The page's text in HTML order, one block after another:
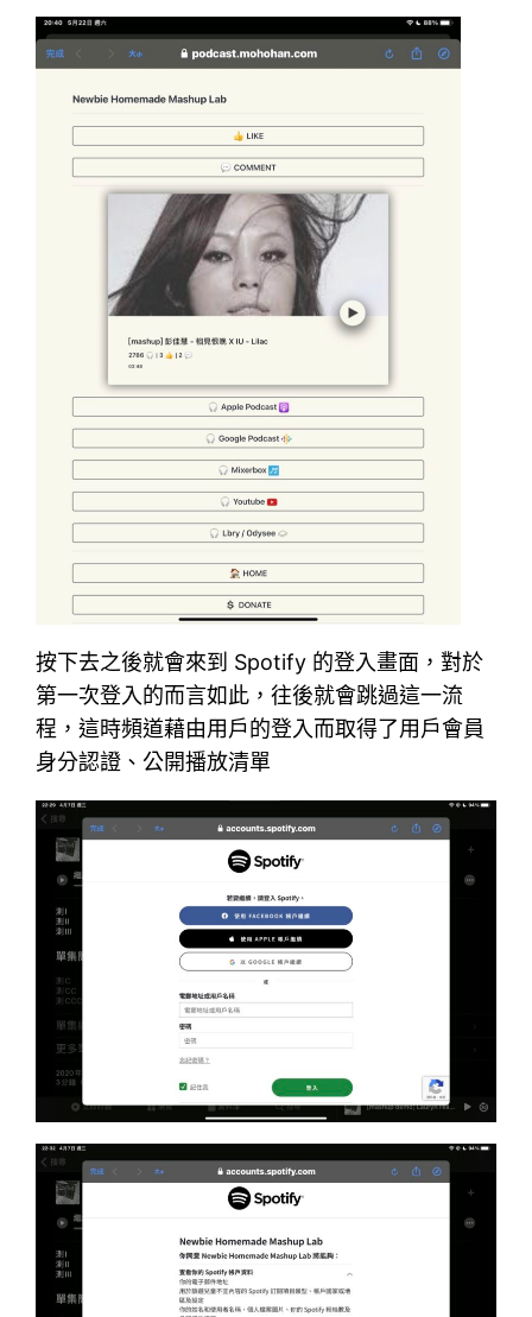
按下去之後就會來到 Spotify 的登入畫面，對於
第一次登入的而言如此，往後就會跳過這一流
程，這時頻道藉由用戶的登入而取得了用戶會員
身分認證、公開播放清單